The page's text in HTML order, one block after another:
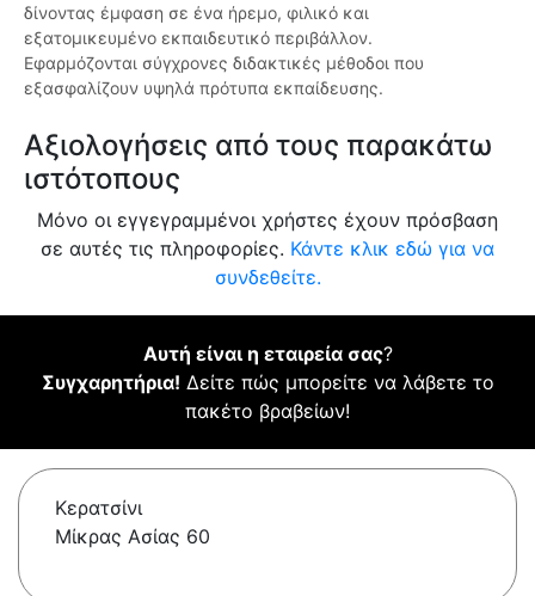
δίνοντας έμφαση σε ένα ήρεμο, φιλικό και
εξατομικευμένο εκπαιδευτικό περιβάλλον.
Εφαρμόζονται σύγχρονες διδακτικές μέθοδοι που
εξασφαλίζουν υψηλά πρότυπα εκπαίδευσης.
Αξιολογήσεις από τους παρακάτω
ιστότοπους
Μόνο οι εγγεγραμμένοι χρήστες έχουν πρόσβαση
σε αυτές τις πληροφορίες. Κάντε κλικ εδώ για να
συνδεθείτε.
Αυτή είναι η εταιρεία σας?
Συγχαρητήρια! Δείτε πώς μπορείτε να λάβετε το
πακέτο βραβείων!
Κερατσίνι
Μίκρας Ασίας 60